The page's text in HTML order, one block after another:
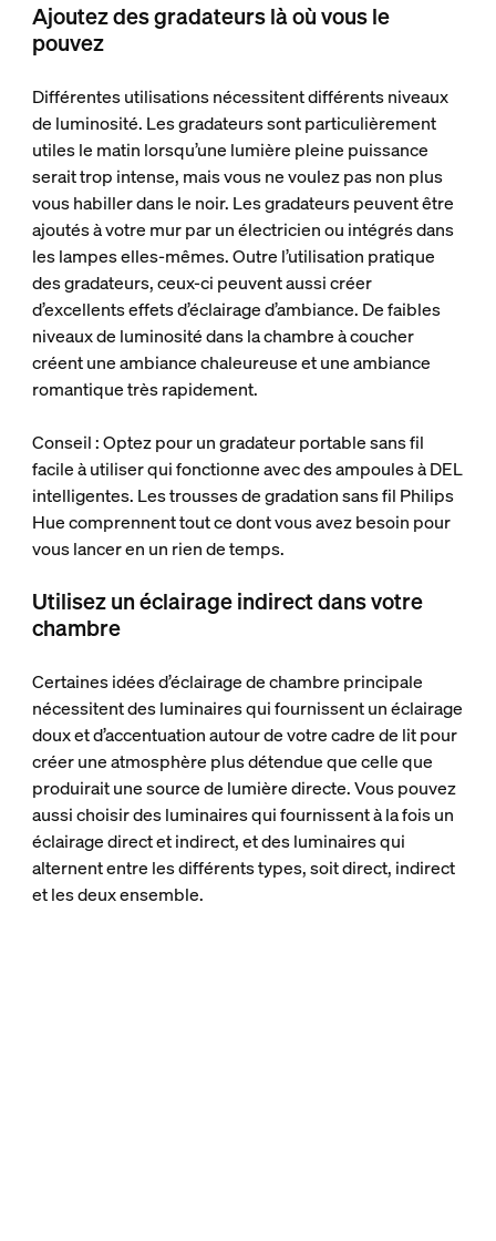
Ajoutez des gradateurs là où vous le
pouvez
Différentes utilisations nécessitent différents niveaux
de luminosité. Les gradateurs sont particulièrement
utiles le matin lorsqu’une lumière pleine puissance
serait trop intense, mais vous ne voulez pas non plus
vous habiller dans le noir. Les gradateurs peuvent être
ajoutés à votre mur par un électricien ou intégrés dans
les lampes elles-mêmes. Outre l’utilisation pratique
des gradateurs, ceux-ci peuvent aussi créer
d’excellents effets d’éclairage d’ambiance. De faibles
niveaux de luminosité dans la chambre à coucher
créent une ambiance chaleureuse et une ambiance
romantique très rapidement.
Conseil : Optez pour un gradateur portable sans fil
facile à utiliser qui fonctionne avec des ampoules à DEL
intelligentes. Les trousses de gradation sans fil Philips
Hue comprennent tout ce dont vous avez besoin pour
vous lancer en un rien de temps.
Utilisez un éclairage indirect dans votre
chambre
Certaines idées d’éclairage de chambre principale
nécessitent des luminaires qui fournissent un éclairage
doux et d’accentuation autour de votre cadre de lit pour
créer une atmosphère plus détendue que celle que
produirait une source de lumière directe. Vous pouvez
aussi choisir des luminaires qui fournissent à la fois un
éclairage direct et indirect, et des luminaires qui
alternent entre les différents types, soit direct, indirect
et les deux ensemble.